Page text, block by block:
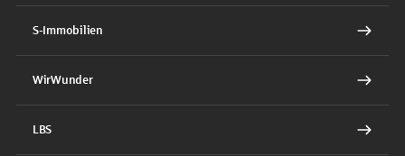
S-Immobilien
WirWunder
LBS